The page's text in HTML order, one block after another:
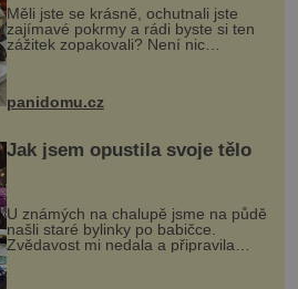
Měli jste se krásně, ochutnali jste
zajímavé pokrmy a rádi byste si ten
zážitek zopakovali? Není nic
snazšího. Pljeskavica (10 porcí)
Možná jste ji ochutnali na dovolené v
panidomu.cz
Jak jsem opustila svoje tělo
U známých na chalupě jsme na půdě
našli staré bylinky po babičce.
Zvědavost mi nedala a připravila
jsem si z nich lektvar… Zimní pobyt
na chalupě se pro mě vlastní vinou